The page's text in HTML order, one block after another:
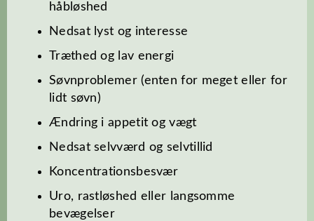
håbløshed
Nedsat lyst og interesse
Træthed og lav energi
Søvnproblemer (enten for meget eller for
lidt søvn)
Ændring i appetit og vægt
Nedsat selvværd og selvtillid
Koncentrationsbesvær
Uro, rastløshed eller langsomme
bevægelser